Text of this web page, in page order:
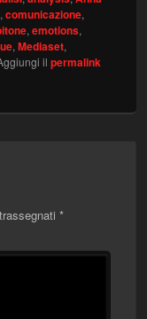
, comunicazione,
, emotions,
, Mediaset,
il permalink
*